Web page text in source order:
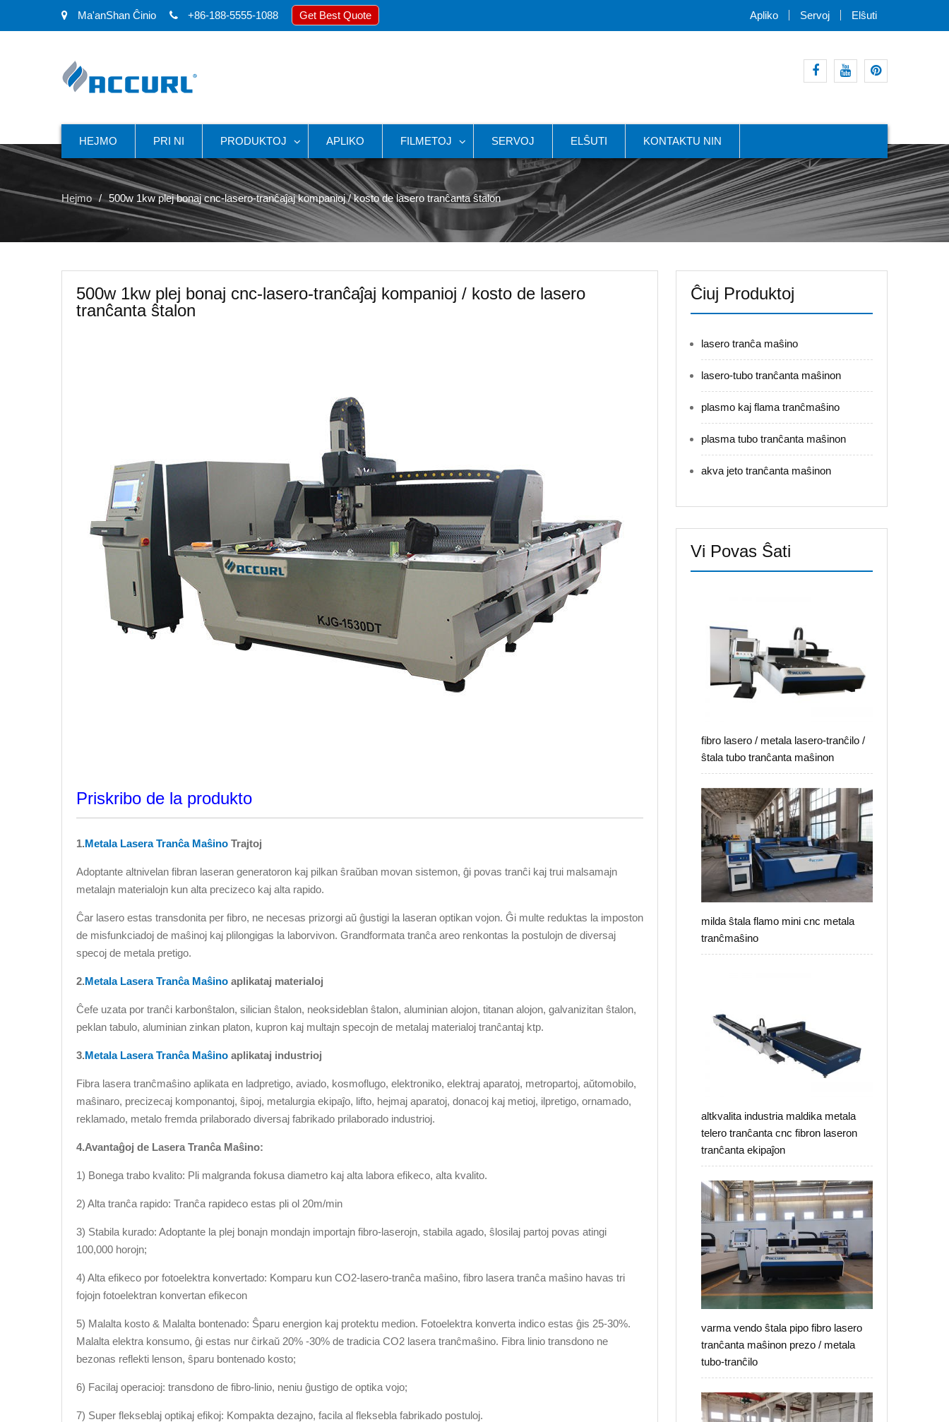
Ma'anShan Ĉinio +86-188-5555-1088 Get Best Quote Apliko Servoj Elŝuti
HEJMO PRI NI PRODUKTOJ APLIKO FILMETOJ SERVOJ ELŜUTI KONTAKTU NIN
Hejmo 500w 1kw plej bonaj cnc-lasero-tranĉaĵaj kompanioj / kosto de lasero tranĉanta ŝtalon
500w 1kw plej bonaj cnc-lasero-tranĉaĵaj kompanioj / kosto de lasero
tranĉanta ŝtalon
Priskribo de la produkto
1.Metala Lasera Tranĉa Maŝino Trajtoj
Adoptante altnivelan fibran laseran generatoron kaj pilkan ŝraŭban movan sistemon, ĝi povas tranĉi kaj trui malsamajn
metalajn materialojn kun alta precizeco kaj alta rapido.
Ĉar lasero estas transdonita per fibro, ne necesas prizorgi aŭ ĝustigi la laseran optikan vojon. Ĝi multe reduktas la imposton
de misfunkciadoj de maŝinoj kaj plilongigas la laborvivon. Grandformata tranĉa areo renkontas la postulojn de diversaj
specoj de metala pretigo.
2.Metala Lasera Tranĉa Maŝino aplikataj materialoj
Ĉefe uzata por tranĉi karbonŝtalon, silician ŝtalon, neoksideblan ŝtalon, aluminian alojon, titanan alojon, galvanizitan ŝtalon,
peklan tabulo, aluminian zinkan platon, kupron kaj multajn specojn de metalaj materialoj tranĉantaj ktp.
3.Metala Lasera Tranĉa Maŝino aplikataj industrioj
Fibra lasera tranĉmaŝino aplikata en ladpretigo, aviado, kosmoflugo, elektroniko, elektraj aparatoj, metropartoj, aŭtomobilo,
maŝinaro, precizecaj komponantoj, ŝipoj, metalurgia ekipaĵo, lifto, hejmaj aparatoj, donacoj kaj metioj, ilpretigo, ornamado,
reklamado, metalo fremda prilaborado diversaj fabrikado prilaborado industrioj.
4.Avantaĝoj de Lasera Tranĉa Maŝino:
1) Bonega trabo kvalito: Pli malgranda fokusa diametro kaj alta labora efikeco, alta kvalito.
2) Alta tranĉa rapido: Tranĉa rapideco estas pli ol 20m/min
3) Stabila kurado: Adoptante la plej bonajn mondajn importajn fibro-laserojn, stabila agado, ŝlosilaj partoj povas atingi
100,000 horojn;
4) Alta efikeco por fotoelektra konvertado: Komparu kun CO2-lasero-tranĉa maŝino, fibro lasera tranĉa maŝino havas tri
fojojn fotoelektran konvertan efikecon
5) Malalta kosto & Malalta bontenado: Ŝparu energion kaj protektu medion. Fotoelektra konverta indico estas ĝis 25-30%.
Malalta elektra konsumo, ĝi estas nur ĉirkaŭ 20% -30% de tradicia CO2 lasera tranĉmaŝino. Fibra linio transdono ne
bezonas reflekti lenson, ŝparu bontenado kosto;
6) Facilaj operacioj: transdono de fibro-linio, neniu ĝustigo de optika vojo;
7) Super flekseblaj optikaj efikoj: Kompakta dezajno, facila al fleksebla fabrikado postuloj.
Ĉiuj Produktoj
lasero tranĉa maŝino
lasero-tubo tranĉanta maŝinon
plasmo kaj flama tranĉmaŝino
plasma tubo tranĉanta maŝinon
akva jeto tranĉanta maŝinon
Vi Povas Ŝati
fibro lasero / metala lasero-tranĉilo /
ŝtala tubo tranĉanta maŝinon
milda ŝtala flamo mini cnc metala
tranĉmaŝino
altkvalita industria maldika metala
telero tranĉanta cnc fibron laseron
tranĉanta ekipaĵon
varma vendo ŝtala pipo fibro lasero
tranĉanta maŝinon prezo / metala
tubo-tranĉilo